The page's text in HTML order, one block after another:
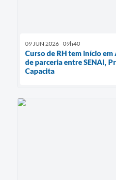
09 JUN 2026 - 09h40
Curso de RH tem início
de parceria entre SENAI,
Capacita